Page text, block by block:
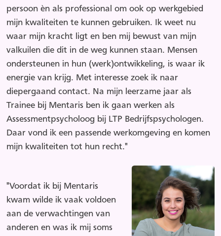
persoon èn als professional om ook op werkgebied
mijn kwaliteiten te kunnen gebruiken. Ik weet nu
waar mijn kracht ligt en ben mij bewust van mijn
valkuilen die dit in de weg kunnen staan. Mensen
ondersteunen in hun (werk)ontwikkeling, is waar ik
energie van krijg. Met interesse zoek ik naar
diepergaand contact. Na mijn leerzame jaar als
Trainee bij Mentaris ben ik gaan werken als
Assessmentpsycholoog bij LTP Bedrijfspsychologen.
Daar vond ik een passende werkomgeving en komen
mijn kwaliteiten tot hun recht."
"Voordat ik bij Mentaris
kwam wilde ik vaak voldoen
aan de verwachtingen van
anderen en was ik mij soms